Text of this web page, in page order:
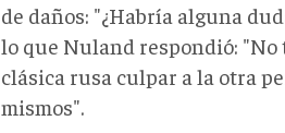
de daños: "¿Habría alguna
lo que Nuland respondió: "No
clásica rusa culpar a la otra
mismos".